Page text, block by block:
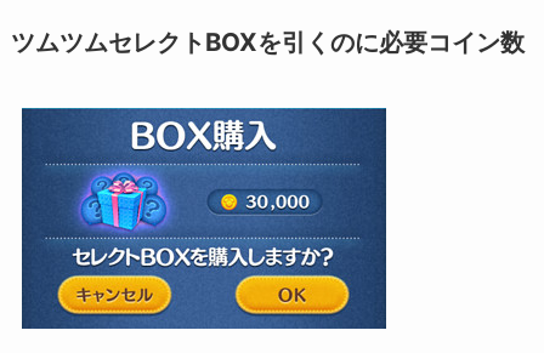
ツムツムセレクトBOXを引くのに必要コイン数